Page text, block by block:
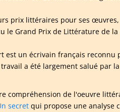
prix littéraires pour ses
le Grand Prix de Littérature de
est un écrivain français
a été largement salué par
compréhension de l'oeuvre
secret qui propose une analyse